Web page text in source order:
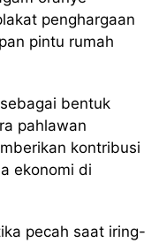
penghargaan
pintu rumah
bentuk
pahlawan
kontribusi
ekonomi di
pecah saat iring-